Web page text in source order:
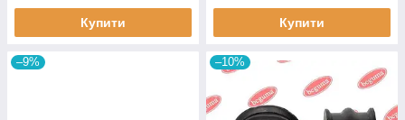
Купити Купити
–9% –10%